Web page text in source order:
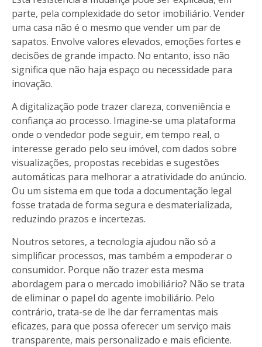
parte, pela complexidade do setor imobiliário. Vender
uma casa não é o mesmo que vender um par de
sapatos. Envolve valores elevados, emoções fortes e
decisões de grande impacto. No entanto, isso não
significa que não haja espaço ou necessidade para
inovação.
A digitalização pode trazer clareza, conveniência e
confiança ao processo. Imagine-se uma plataforma
onde o vendedor pode seguir, em tempo real, o
interesse gerado pelo seu imóvel, com dados sobre
visualizações, propostas recebidas e sugestões
automáticas para melhorar a atratividade do anúncio.
Ou um sistema em que toda a documentação legal
fosse tratada de forma segura e desmaterializada,
reduzindo prazos e incertezas.
Noutros setores, a tecnologia ajudou não só a
simplificar processos, mas também a empoderar o
consumidor. Porque não trazer esta mesma
abordagem para o mercado imobiliário? Não se trata
de eliminar o papel do agente imobiliário. Pelo
contrário, trata-se de lhe dar ferramentas mais
eficazes, para que possa oferecer um serviço mais
transparente, mais personalizado e mais eficiente.